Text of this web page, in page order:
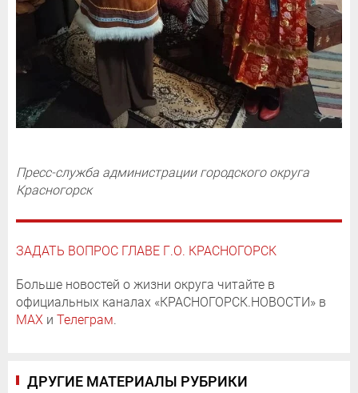
Пресс-служба администрации городского округа
Красногорск
ЗАДАТЬ ВОПРОС ГЛАВЕ Г.О. КРАСНОГОРСК
Больше новостей о жизни округа читайте в
официальных каналах «КРАСНОГОРСК.НОВОСТИ» в
MAX и Телеграм.
ДРУГИЕ МАТЕРИАЛЫ РУБРИКИ